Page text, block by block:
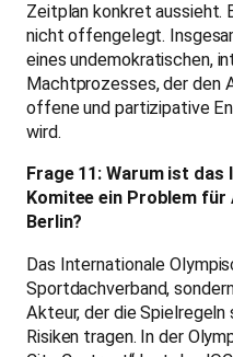
Zeitplan konkret aussieht.
nicht offengelegt.
eines undemokratischen,
Machtprozesses, der den
offene und partizipative
wird.
Frage 11: Warum ist
Komitee ein Problem
Berlin?
Das Internationale
Sportdachverband,
Akteur, der die
Risiken tragen. In der